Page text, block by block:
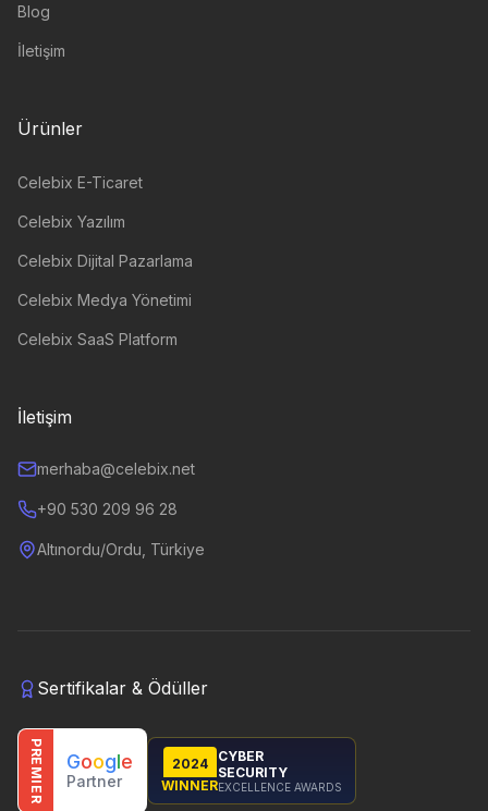
Blog
İletişim
Ürünler
Celebix E-Ticaret
Celebix Yazılım
Celebix Dijital Pazarlama
Celebix Medya Yönetimi
Celebix SaaS Platform
İletişim
merhaba@celebix.net
+90 530 209 96 28
Altınordu/Ordu, Türkiye
Sertifikalar & Ödüller
PREMIER Google
Partner
2024
WINNER
CYBER
SECURITY
EXCELLENCE AWARDS